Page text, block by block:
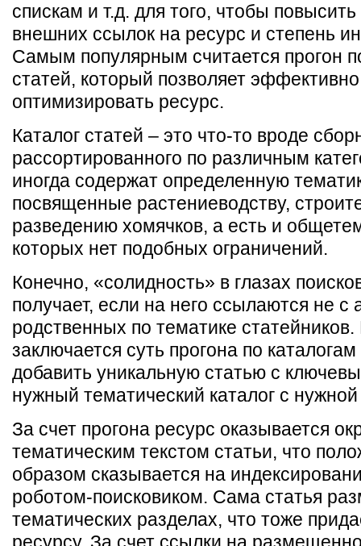
спискам и т.д. для того, чтобы
внешних ссылок на ресурс и степень
Самым популярным считается прогон
статей, который позволяет эффективно
оптимизировать ресурс.
Каталог статей – это что-то вроде
рассортированного по различным
иногда содержат определенную
посвященные растениеводству,
разведению хомячков, а есть и
которых нет подобных ограничений.
Конечно, «солидность» в глазах
получает, если на него ссылаются не с
родственных по тематике
заключается суть прогона по
добавить уникальную статью с
нужный тематический каталог с
За счет прогона ресурс оказывается
тематическим текстом статьи, что
образом сказывается на
роботом-поисковиком. Сама статья
тематических разделах, что тоже